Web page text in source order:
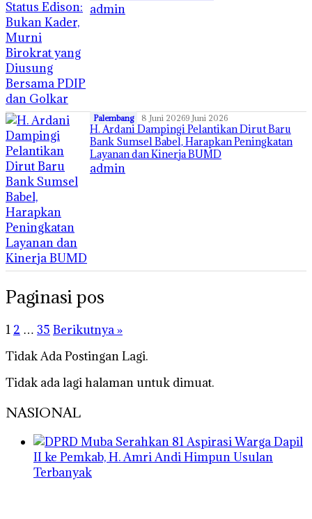
admin
Palembang 8 Juni 20269 Juni 2026
H. Ardani Dampingi Pelantikan Dirut Baru
Bank Sumsel Babel, Harapkan Peningkatan
Layanan dan Kinerja BUMD
admin
Paginasi pos
1 2 … 35 Berikutnya »
Tidak Ada Postingan Lagi.
Tidak ada lagi halaman untuk dimuat.
NASIONAL